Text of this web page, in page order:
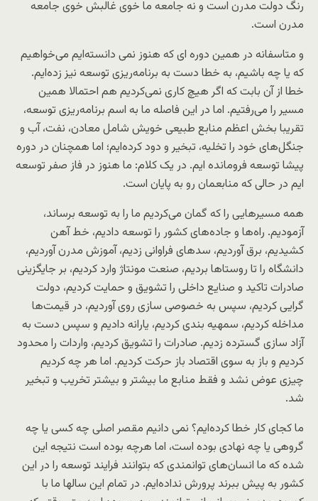
رنگ دولت مدرن است و نه جامعه ما خوی غالبش خوی جامعه
مدرن است.
و متاسفانه در همین دوره ای که هنوز نمی دانسته‌ایم می‌خواهیم
که یا چه باشیم، به خطا دست به برنامه‌ریزی توسعه نیز زده‌ایم.
خطا از آن بابت که اگر هیچ کاری نمی‌کردیم هم احتمالا همین
مسیر را می‌رفتیم. اما در این فاصله ما به اسم برنامه‌ریزی توسعه،
تقریبا بخش اعظم منابع طبیعی خویش شامل معادن، نفت، آب و
جنگل‌های خود را تخلیه، تبخیر و دود کرده‌ایم؛ اما همچنان در دوره
پیشا توسعه فرومانده ایم. در یک کلام:‌ ما هنوز در فاز صفر توسعه
ایم در حالی که منابعمان رو به پایان است.
همه مسیرهایی را که گمان می‌کردیم ما را به توسعه برساند،
آزمودیم. راه‌ها و جاده‌های کشور را توسعه دادیم، خط آهن
کشیدیم، برق آوردیم، سدهای فراوانی زدیم، آموزش مدرن آوردیم،
دانشگاه‌ را تا روستاها بردیم، صنعت مونتاژ وارد کردیم، بر جایگزینی
صادرات تاکید و صنایع داخلی را تشویق و حمایت کردیم، دولت
گرایی کردیم، سپس به خصوصی سازی روی آوردیم، در قیمت‌ها
مداخله کردیم، سمهیه بندی کردیم، یارانه دادیم و سپس دست به
آزاد سازی گسترده زدیم. صادرات را تشویق کردیم، واردات را محدود
کردیم و باز به سوی اقتصاد باز حرکت کردیم. اما هر چه کردیم
چیزی عوض نشد و فقط منابع ما بیشتر و بیشتر تخریب و تبخیر
شد.
ما کجای کار خطا کرده‌ایم؟ نمی دانیم مقصر اصلی چه کسی یا چه
گروهی یا چه نهادی بوده است، اما هرچه بوده است نتیجه این
شده که ما انسان‌های توانمندی که بتوانند فرایند توسعه را در این
کشور به پیش ببرند پرورش نداده‌ایم. در تمام این سالها ما با